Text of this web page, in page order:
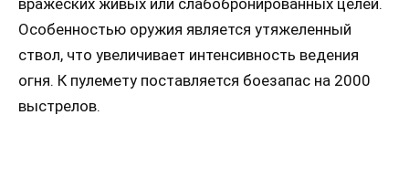
Особенностью оружия является утяжеленный
ствол, что увеличивает интенсивность ведения
огня. К пулемету поставляется боезапас на 2000
выстрелов.